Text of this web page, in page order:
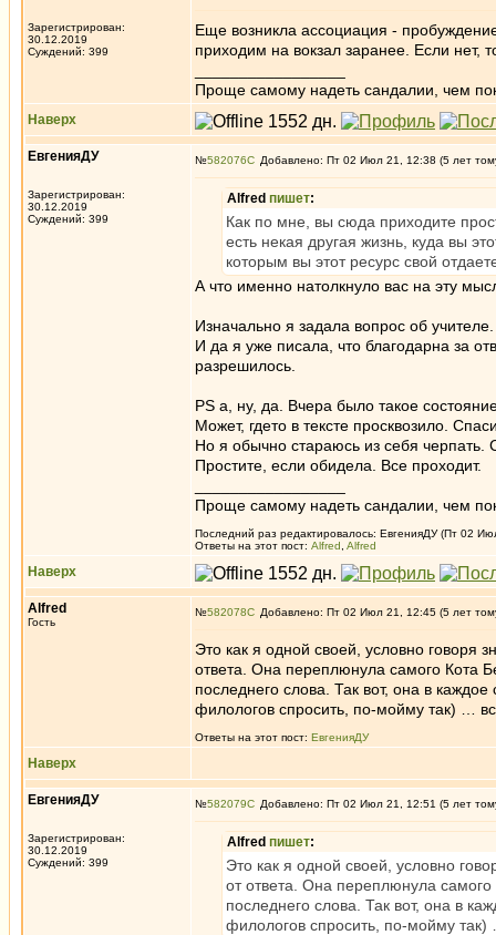
Зарегистрирован:
30.12.2019
Суждений: 399
Еще возникла ассоциация -
приходим на вокзал заранее. Если нет,
Проще самому надеть сандалии, чем
Наверх
ЕвгенияДУ
Зарегистрирован:
30.12.2019
Суждений: 399
№582076 Добавлено: Пт 02 Июл 21, 12:38 (5 лет
Alfred пишет:
Как по мне, вы сюда приходите
есть некая другая жизнь, куда вы
которым вы этот ресурс свой
А что именно натолкнуло вас на эту
Изначально я задала вопрос об
И да я уже писала, что благодарна за
разрешилось.
PS а, ну, да. Вчера было такое
Может, гдето в тексте просквозило.
Но я обычно стараюсь из себя черпать.
Простите, если обидела. Все проходит.
Проще самому надеть сандалии, чем
Последний раз редактировалось: ЕвгенияДУ (Пт 02
Ответы на этот пост: Alfred Alfred
Наверх
Alfred
Гость
№582078 Добавлено: Пт 02 Июл 21, 12:45 (5 лет
Это как я одной своей, условно говоря
ответа. Она переплюнула самого Кота
последнего слова. Так вот, она в
филологов спросить, по-мойму так) …
Ответы на этот пост: ЕвгенияДУ
Наверх
ЕвгенияДУ
Зарегистрирован:
30.12.2019
Суждений: 399
№582079 Добавлено: Пт 02 Июл 21, 12:51 (5 лет
Alfred пишет:
Это как я одной своей, условно
от ответа. Она переплюнула самого
последнего слова. Так вот, она в
филологов спросить, по-мойму